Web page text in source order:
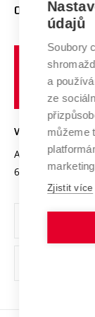
E-přihláška
Doktorské
Podpora
Mezinárodní
Systém
Výzkumné
Transfer znalostí
Open Science
Projekty
Projekty ze
Specifický výzkum
Zahraniční
Spolupráce se
Služby univerzity
Mezinárodní
Univerzitní sítě
O UNIVERZITĚ
Profil univerzity
Udržitelná
Podnikavá
Bezpečná
Vyznamenání
Organizační
Ochrana
VYSOKÉ UČENÍ
Antonínská 548/
602 00 Brno
údajů
Soubory
a
ze
můžeme
Zjistit více